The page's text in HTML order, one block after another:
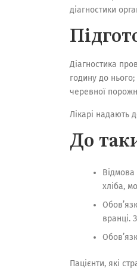
діагностики
Діагностика
годину до
черевної
Лікарі надають
До
Відмова
хліба,
вранці.
Пацієнти, які